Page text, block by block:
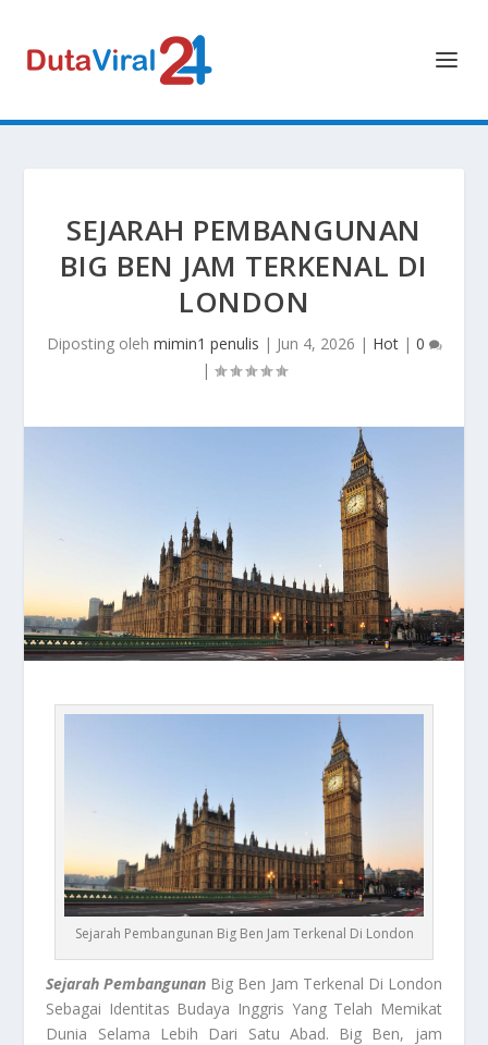
SEJARAH PEMBANGUNAN
BIG BEN JAM TERKENAL DI
LONDON
Diposting oleh mimin1 penulis | Jun 4, 2026 | Hot| 0
|
Sejarah Pembangunan Big Ben Jam Terkenal Di London
Sejarah Pembangunan Big Ben Jam Terkenal Di London
Sebagai Identitas Budaya Inggris Yang Telah Memikat
Dunia Selama Lebih Dari Satu Abad. Big Ben, jam